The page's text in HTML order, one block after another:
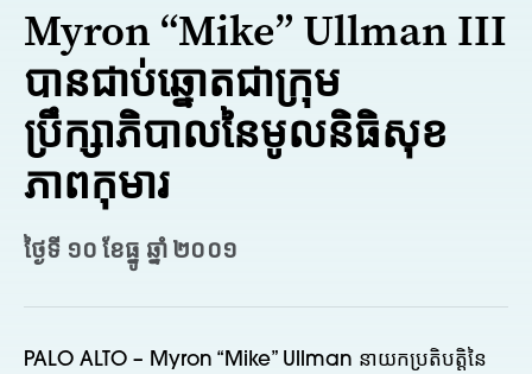
Myron “Mike” Ullman III
បានជាប់ឆ្នោតជាក្រុម
ប្រឹក្សាភិបាលនៃមូលនិធិសុខ
ភាពកុមារ
ថ្ងៃទី ១០ ខែធ្នូ ឆ្នាំ ២០០១
PALO ALTO – Myron “Mike” Ullman នាយកប្រតិបត្តិនៃ